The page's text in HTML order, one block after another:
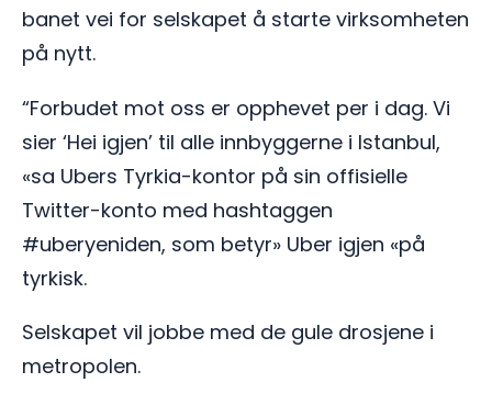
banet vei for selskapet å starte virksomheten
på nytt.
“Forbudet mot oss er opphevet per i dag. Vi
sier ‘Hei igjen’ til alle innbyggerne i Istanbul,
«sa Ubers Tyrkia-kontor på sin offisielle
Twitter-konto med hashtaggen
#uberyeniden, som betyr» Uber igjen «på
tyrkisk.
Selskapet vil jobbe med de gule drosjene i
metropolen.